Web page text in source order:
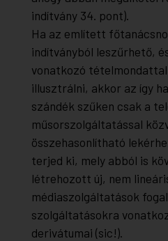
indítvány 34. pont).
Ha az említett
indítványból leszűrhető,
vonatkozó
illusztrálni, akkor az így
szándék szűken csak a
műsorszolgáltatással
összehasonlítható
terjed ki, mely abból is
létrehozott új, nem
médiaszolgáltatások
szolgáltatásokra
derivátumai (sic!).